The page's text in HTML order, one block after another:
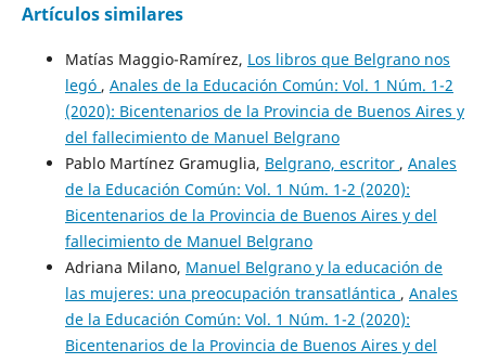
Artículos similares
Matías Maggio-Ramírez, Los libros que Belgrano nos
legó , Anales de la Educación Común: Vol. 1 Núm. 1-2
(2020): Bicentenarios de la Provincia de Buenos Aires y
del fallecimiento de Manuel Belgrano
Pablo Martínez Gramuglia, Belgrano, escritor , Anales
de la Educación Común: Vol. 1 Núm. 1-2 (2020):
Bicentenarios de la Provincia de Buenos Aires y del
fallecimiento de Manuel Belgrano
Adriana Milano, Manuel Belgrano y la educación de
las mujeres: una preocupación transatlántica , Anales
de la Educación Común: Vol. 1 Núm. 1-2 (2020):
Bicentenarios de la Provincia de Buenos Aires y del